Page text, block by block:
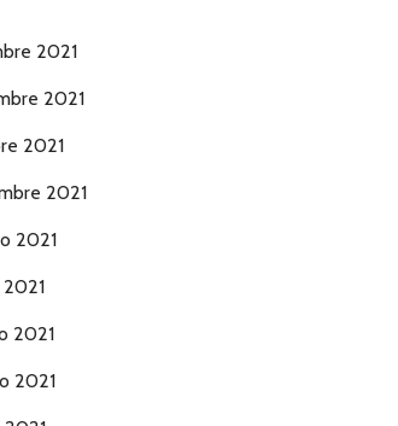
2021
2021
2021
2021
2021
2021
2021
2021